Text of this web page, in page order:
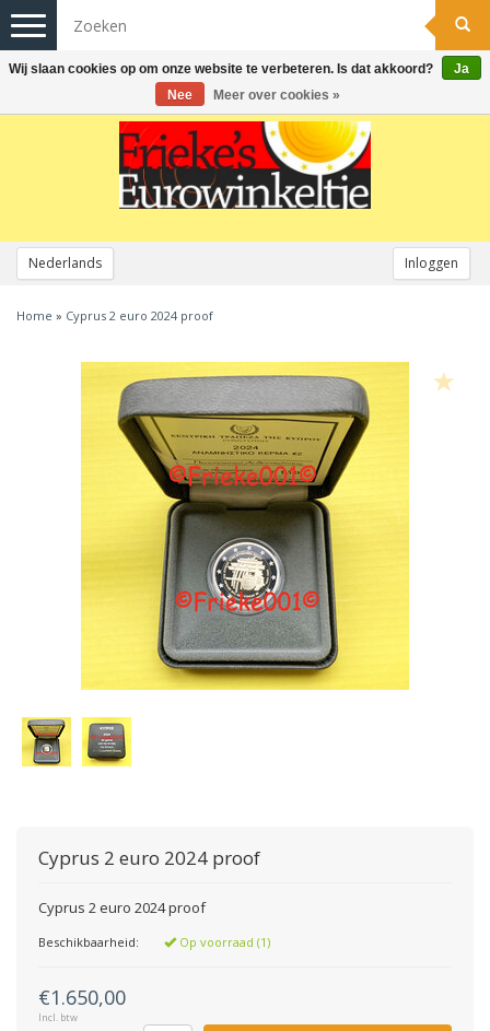
Nederlands Inloggen
Toggle
navigation
Home » Cyprus 2 euro 2024 proof
Cyprus 2 euro 2024 proof
Cyprus 2 euro 2024 proof
Beschikbaarheid: Op voorraad (1)
€1.650,00
Incl. btw
Wij slaan cookies op om onze website te verbeteren. Is dat akkoord?
Ja
Nee
Meer over cookies »